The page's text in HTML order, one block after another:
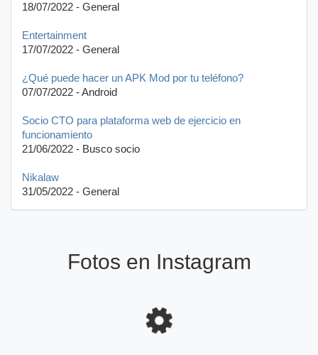
18/07/2022 - General
Entertainment
17/07/2022 - General
¿Qué puede hacer un APK Mod por tu teléfono?
07/07/2022 - Android
Socio CTO para plataforma web de ejercicio en
funcionamiento
21/06/2022 - Busco socio
Nikalaw
31/05/2022 - General
Fotos en Instagram